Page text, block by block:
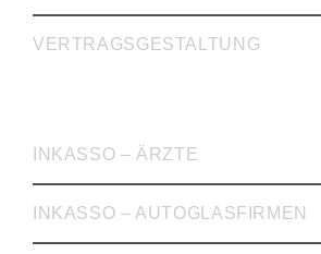
VERTRAGSGESTALTUNG
INKASSO – ÄRZTE
INKASSO – AUTOGLASFIRMEN